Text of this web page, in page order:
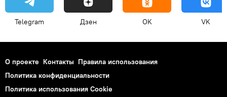
Telegram Дзен OK VK
О проекте Контакты Правила использования
Политика конфиденциальности
Политика использования Cookie